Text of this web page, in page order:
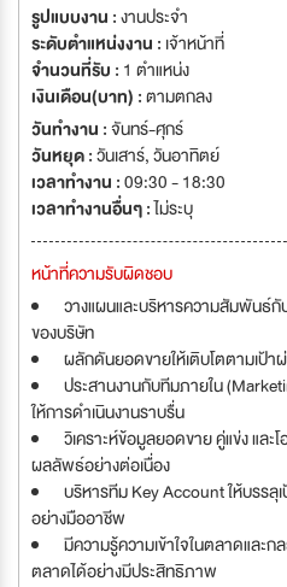
รูปแบบงาน :งานประจำ
ระดับตำแหน่งงาน : เจ้าหน้าที่
จำนวนที่รับ : 1 ตำแหน่ง
เงินเดือน(บาท) :ตามตกลง
วันทำงาน :จันทร์-ศุกร์
วันหยุด :วันเสาร์,วันอาทิตย์
เวลาทำงาน :09:30 - 18:30
เวลาทำงานอื่นๆ :ไม่ระบุ
หน้าที่ความรับผิดชอบ
วางแผนและบริหารความสัมพันธ์
ของบริษัท
ผลักดันยอดขายให้เติบโตตามเป้
ประสานงานกับทีมภายใน
ให้การดำเนินงานราบรื่น
วิเคราะห์ข้อมูลยอดขาย คู่แข่ง แล
ผลลัพธ์อย่างต่อเนื่อง
บริหารทีม Key Account ให้บรรลุ
อย่างมืออาชีพ
มีความรู้ความเข้าใจในตลาดและ
ตลาดได้อย่างมีประสิทธิภาพ